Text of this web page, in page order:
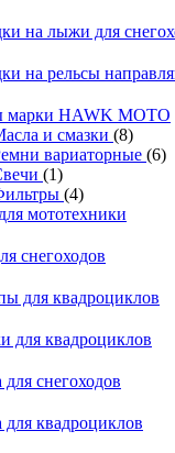
на лыжи для
на рельсы
марки HAWK MOTO
и смазки (8)
вариаторные (6)
(1)
(4)
мототехники
снегоходов
для квадроциклов
для квадроциклов
снегоходов
для квадроциклов